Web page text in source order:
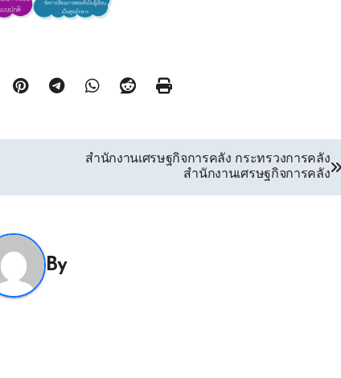
สำนักงานเศรษฐกิจการคลัง กระทรวงการคลัง
สำนักงานเศรษฐกิจการคลัง
By